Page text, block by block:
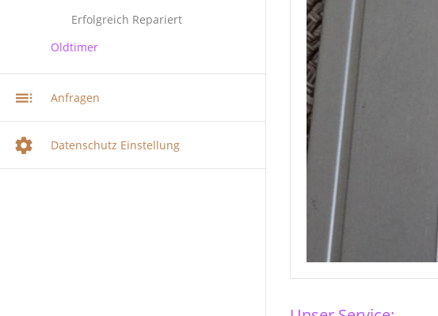
Erfolgreich Repariert
Oldtimer
Anfragen
Datenschutz Einstellung